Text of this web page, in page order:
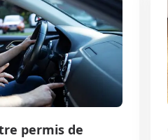
permis de